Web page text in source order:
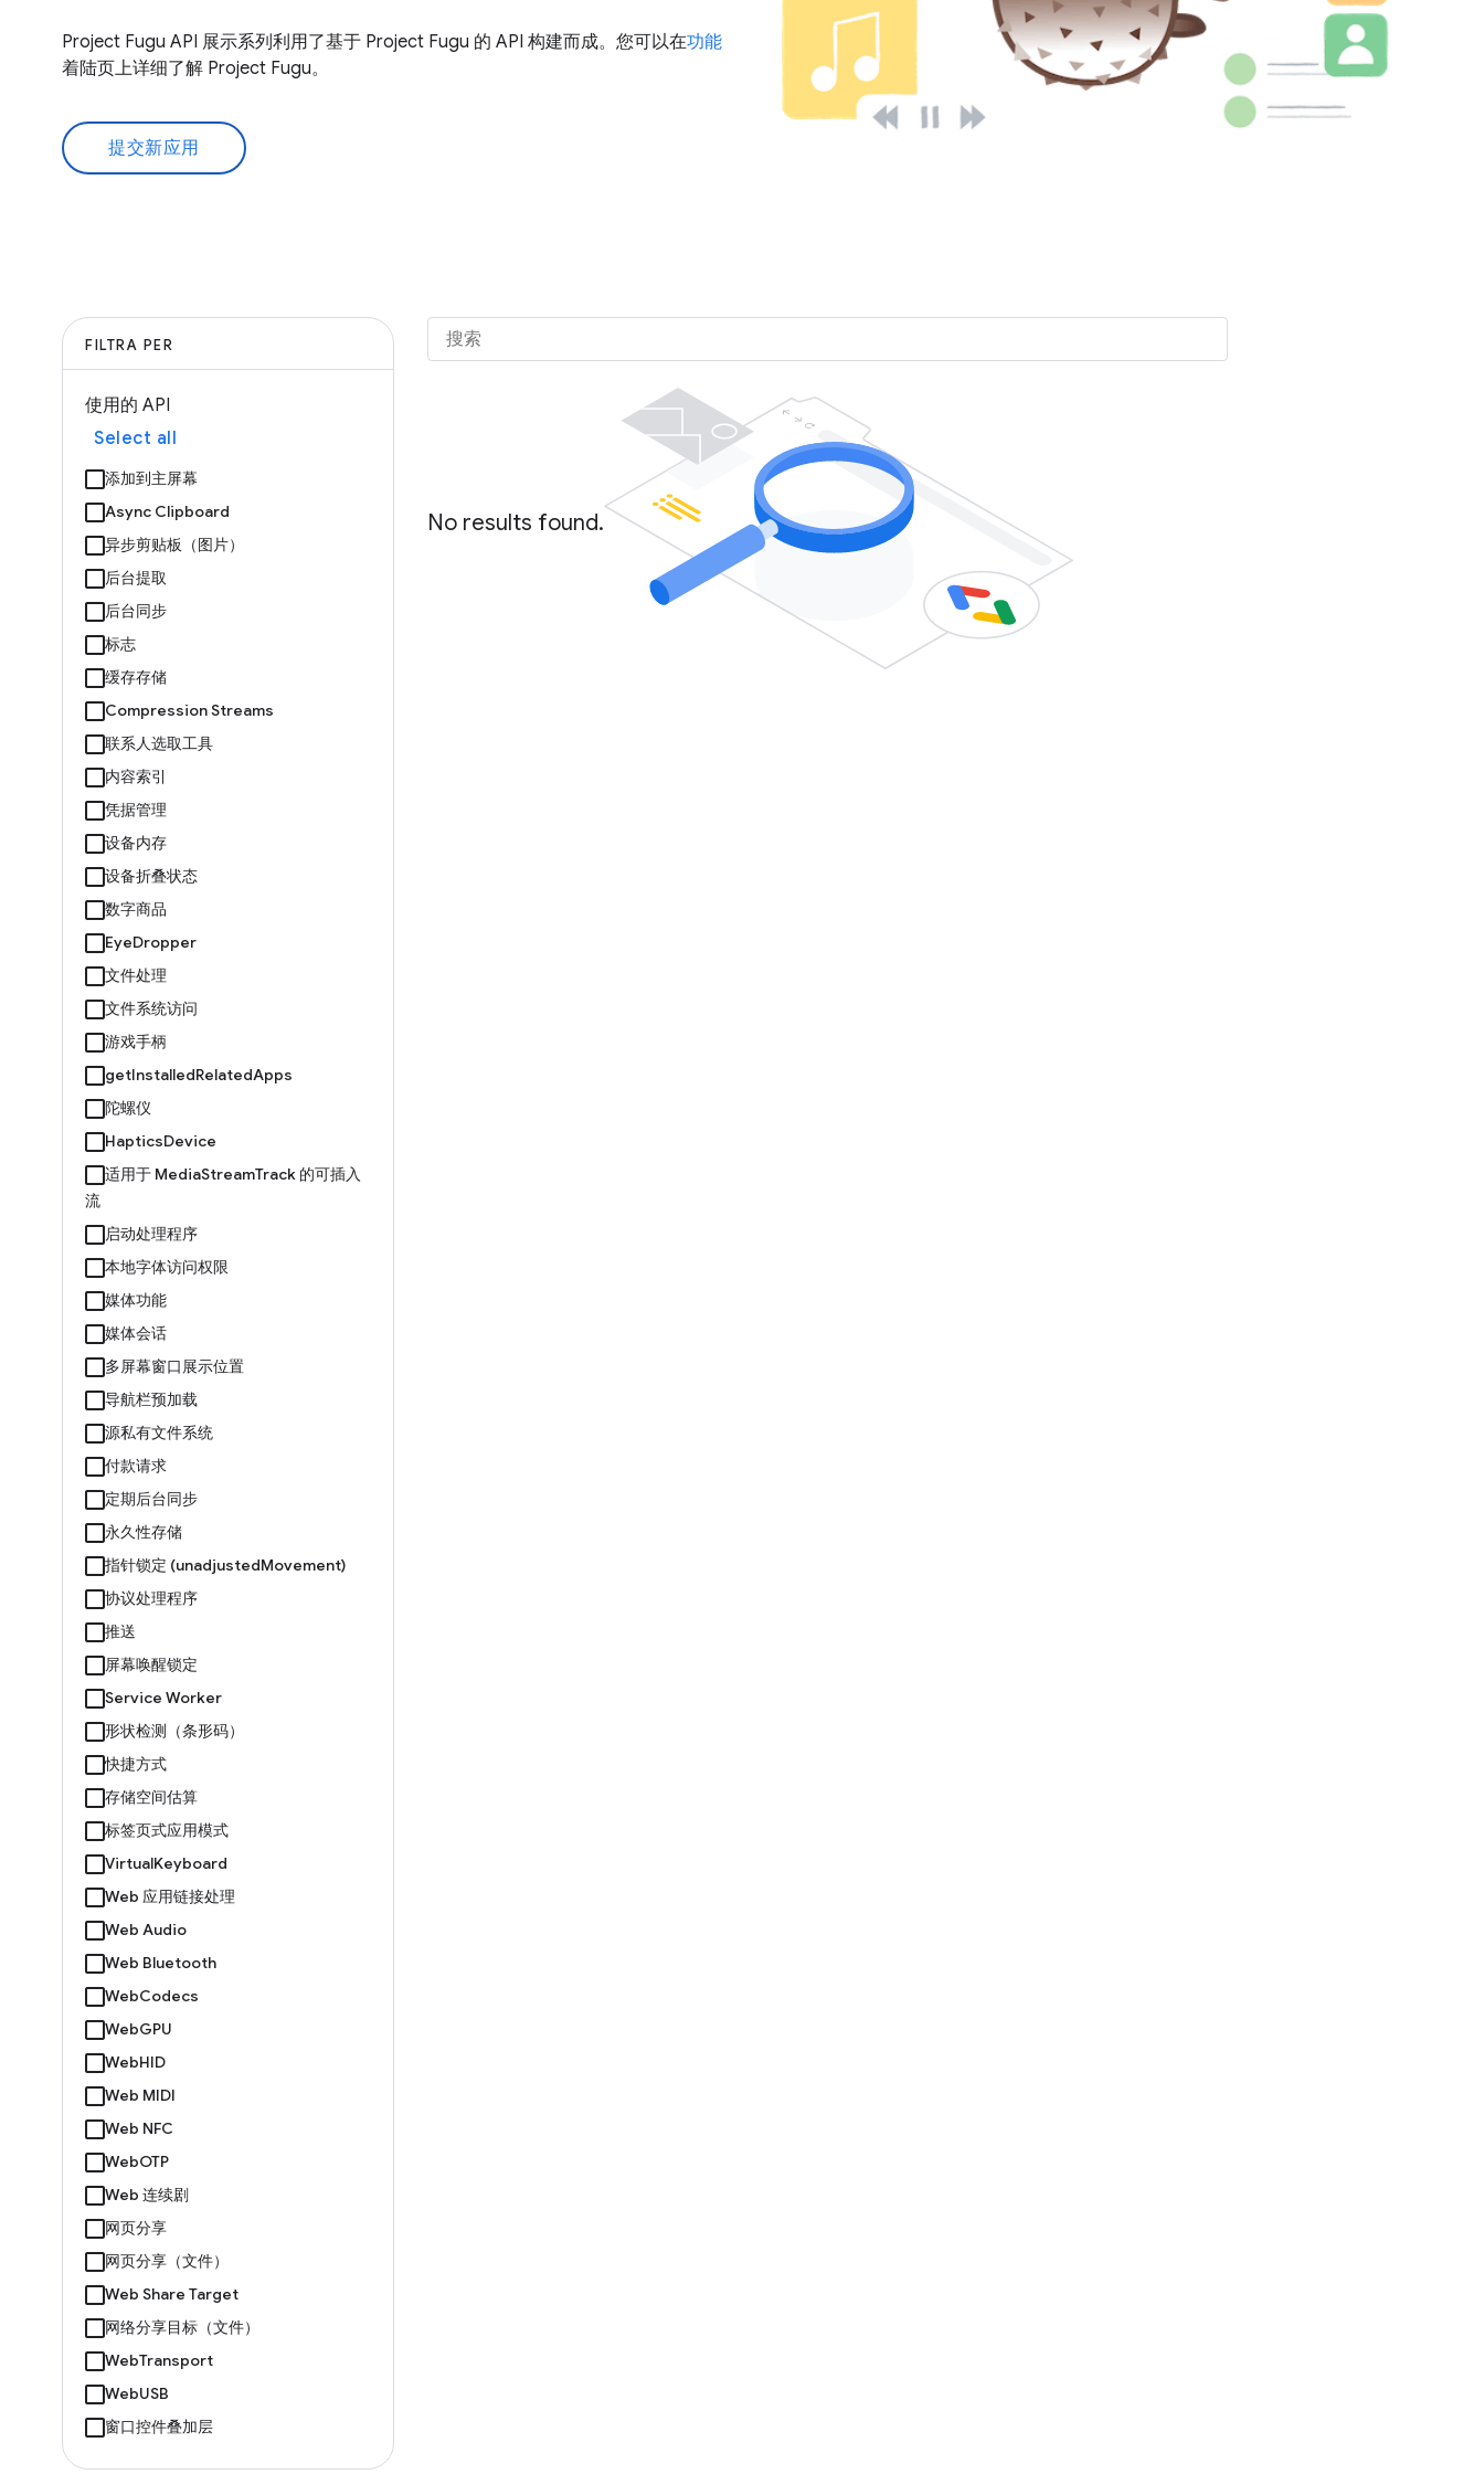
Project Fugu API 展示系列利用了基于 Project Fugu 的 API 构建而成。您可以在功能
着陆页上详细了解 Project Fugu。
提交新应用
FILTRA PER
使用的 API
Select all
添加到主屏幕
Async Clipboard
异步剪贴板（图片）
后台提取
后台同步
标志
缓存存储
Compression Streams
联系人选取工具
内容索引
凭据管理
设备内存
设备折叠状态
数字商品
EyeDropper
文件处理
文件系统访问
游戏手柄
getInstalledRelatedApps
陀螺仪
HapticsDevice
适用于 MediaStreamTrack 的可插入
流
启动处理程序
本地字体访问权限
媒体功能
媒体会话
多屏幕窗口展示位置
导航栏预加载
源私有文件系统
付款请求
定期后台同步
永久性存储
指针锁定 (unadjustedMovement)
协议处理程序
推送
屏幕唤醒锁定
Service Worker
形状检测（条形码）
快捷方式
存储空间估算
标签页式应用模式
VirtualKeyboard
Web 应用链接处理
Web Audio
Web Bluetooth
WebCodecs
WebGPU
WebHID
Web MIDI
Web NFC
WebOTP
Web 连续剧
网页分享
网页分享（文件）
Web Share Target
网络分享目标（文件）
WebTransport
WebUSB
窗口控件叠加层
No results found.